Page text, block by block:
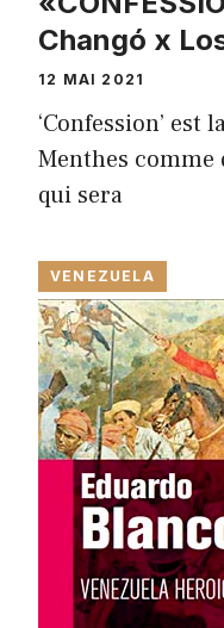
Changó x
12 MAI 2021
‘Confession’ est
Menthes comme
qui sera
VENEZUELA